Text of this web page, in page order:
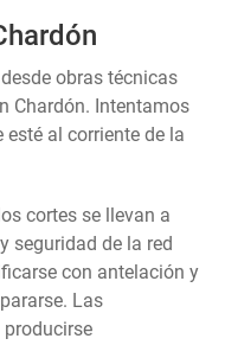
obras técnicas
Chardón. Intentamos
al corriente de la
cortes se llevan a
seguridad de la red
con antelación y
Las
producirse